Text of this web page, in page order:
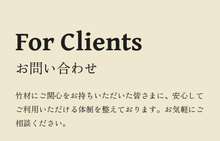
For Clients
お問い合わせ
竹材にご関心をお持ちいただいた皆さまに、安心して
ご利用いただける体制を整えております。お気軽にご
相談ください。